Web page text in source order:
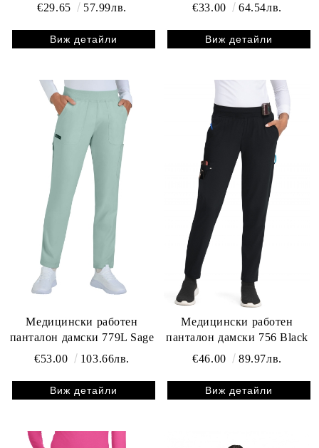
€29.65 57.99лв.
Виж детайли
€33.00 64.54лв.
Виж детайли
Медицински работен
панталон дамски 779L Sage
€53.00
103.66лв.
Виж детайли
Медицински работен
панталон дамски 756 Black
€46.00
89.97лв.
Виж детайли